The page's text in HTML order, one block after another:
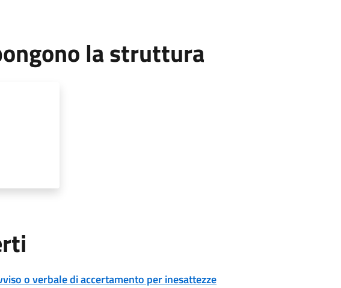
la struttura
o verbale di accertamento per inesattezze